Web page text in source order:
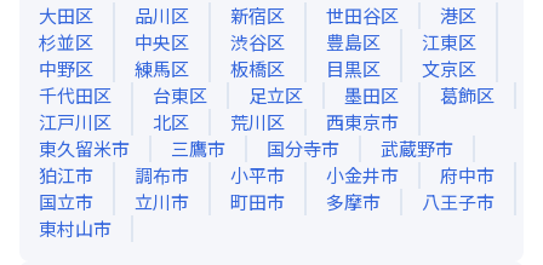
大田区
品川区 新宿区 世田谷区
港区
杉並区
中央区 渋谷区 豊島区
江東区
中野区
練馬区 板橋区 目黒区
文京区
千代田区
台東区 足立区 墨田区
葛飾区
江戸川区
北区 荒川区
西東京市
東久留米市
三鷹市 国分寺市
武蔵野市
狛江市
調布市 小平市 小金井市
府中市
国立市
立川市 町田市 多摩市
八王子市
東村山市